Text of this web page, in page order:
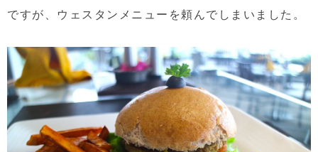
ですが、ウェスタンメニューを頼んでしまいました。